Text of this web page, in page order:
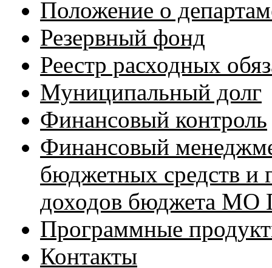
Положение о
Резервный фонд
Реестр расходных
Муниципальный долг
Финансовый контроль
Финансовый
бюджетных средств и
доходов бюджета МО
Программные
Контакты